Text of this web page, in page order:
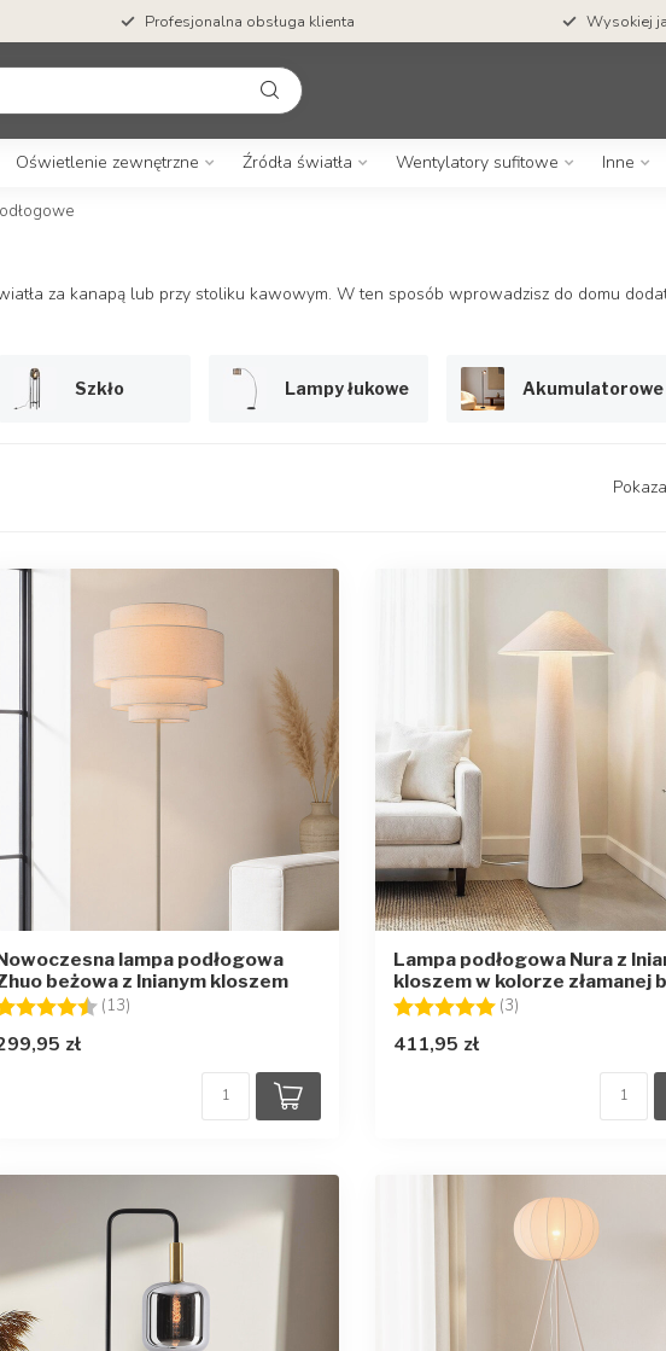
Bezpłatna wysyłka od 300 zł
Oświetlenie zewnętrzne Źródła światła Wentylatory sufitowe Inne
za kanapą lub przy stoliku kawowym. W ten sposób wprowadzisz do domu
Szkło Lampy łukowe Akumulatorowe
lampa podłogowa
beżowa z lnianym kloszem
(13)
zł
Lampa podłogowa Nura z
kloszem w kolorze złamanej
Ocena:
(3)
411,95 zł